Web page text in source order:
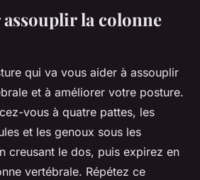
la colonne
qui va vous aider à assouplir
et à améliorer votre posture.
vous à quatre pattes, les
et les genoux sous les
creusant le dos, puis expirez en
vertébrale. Répétez ce